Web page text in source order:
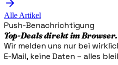
Alle Artikel
Push-Benachrichtigung
Top-Deals direkt im Browser.
Wir melden uns nur bei
E-Mail, keine Daten – alles